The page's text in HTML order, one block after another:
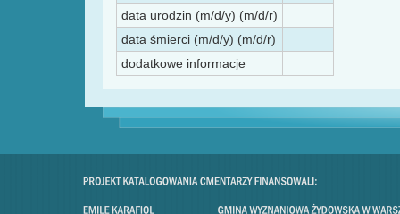
data urodzin (m/d/y) (m/d/r)
data śmierci (m/d/y) (m/d/r)
dodatkowe informacje